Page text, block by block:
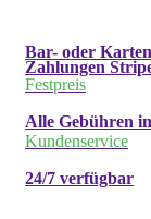
Bar- oder
Zahlungen
Festpreis
Alle Gebühren
Kundenservice
24/7 verfügbar